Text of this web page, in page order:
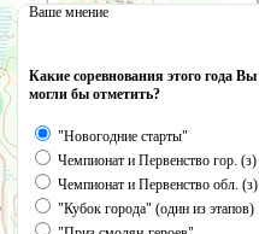
Ваше мнение
Какие соревнования этого года Вы
могли бы отметить?
"Новогодние старты"
Чемпионат и Первенство гор. (з)
Чемпионат и Первенство обл. (з)
"Кубок города" (один из этапов)